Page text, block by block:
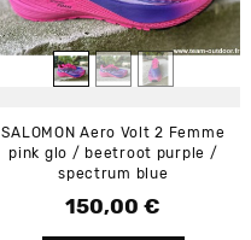
SALOMON Aero Volt 2 Femme
pink glo / beetroot purple /
spectrum blue
Prix
150,00 €